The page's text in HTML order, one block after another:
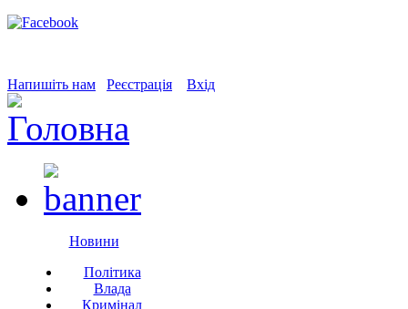
Напишіть нам Реєстрація Вхід
Новини
Політика
Влада
Кримінал